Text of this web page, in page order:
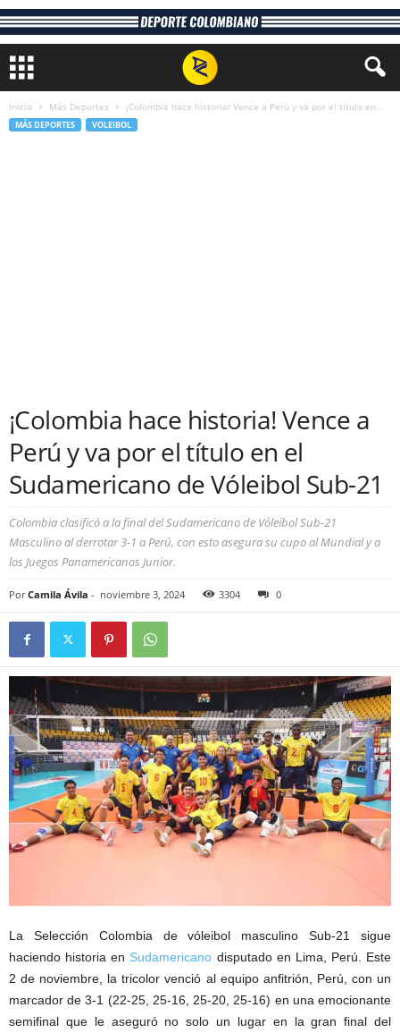
Inicio Más Deportes ¡Colombia hace historia! Vence a Perú y va por el título en...
MÁS DEPORTES VOLEIBOL
¡Colombia hace historia! Vence a
Perú y va por el título en el
Sudamericano de Vóleibol Sub-21
Colombia clasificó a la final del Sudamericano de Vóleibol Sub-21
Masculino al derrotar 3-1 a Perú, con esto asegura su cupo al Mundial y a
los Juegos Panamericanos Junior.
Por Camila Ávila - noviembre 3, 2024 3304 0
La Selección Colombia de vóleibol masculino Sub-21 sigue
haciendo historia en Sudamericano disputado en Lima, Perú. Este
2 de noviembre, la tricolor venció al equipo anfitrión, Perú, con un
marcador de 3-1 (22-25, 25-16, 25-20, 25-16) en una emocionante
semifinal que le aseguró no solo un lugar en la gran final del